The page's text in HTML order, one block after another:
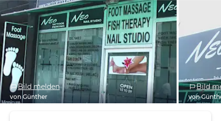
Bild melden
von Günther
Bild
von